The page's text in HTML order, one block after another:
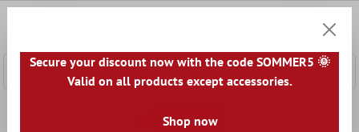
Плочки За Под
Secure your discount now with the code SOMMER5 🌞
Valid on all products except accessories.
Shop now